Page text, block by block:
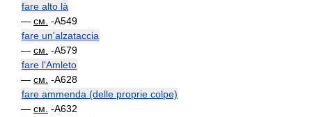
fare alto là
— см. -A549
fare un'alzataccia
— см. -A579
fare l'Amleto
— см. -A628
fare ammenda (delle proprie colpe)
— см. -A632